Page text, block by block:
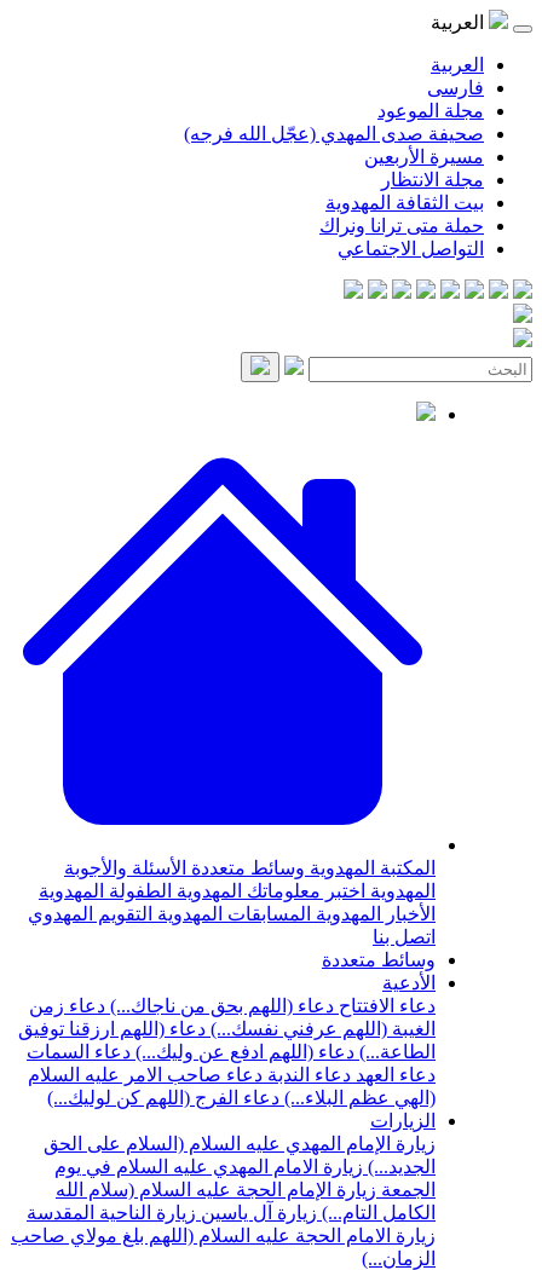
العربية
العربية
فارسی
مجلة الموعود
صحيفة صدى المهدي (عجّل الله فرجه)
مسيرة الأربعين
مجلة الانتظار
بيت الثقافة المهدوية
حملة متى ترانا ونراك
التواصل الاجتماعي
المكتبة المهدوية وسائط متعددة الأسئلة والأجوبة
المهدوية اختبر معلوماتك المهدوية الطفولة المهدوية
الأخبار المهدوية المسابقات المهدوية التقويم المهدوي
اتصل بنا
وسائط متعددة
الأدعية
دعاء الافتتاح دعاء (اللهم بحق من ناجاك...) دعاء زمن
الغيبة (اللهم عرفني نفسك...) دعاء (اللهم ارزقنا توفيق
الطاعة...) دعاء (اللهم ادفع عن وليك...) دعاء السمات
دعاء العهد دعاء الندبة دعاء صاحب الامر عليه السلام
(الهي عظم البلاء...) دعاء الفرج (اللهم كن لوليك...)
الزيارات
زيارة الإمام المهدي عليه السلام (السلام على الحق
الجديد...) زيارة الامام المهدي عليه السلام في يوم
الجمعة زيارة الإمام الحجة عليه السلام (سلام الله
الكامل التام...) زيارة آل ياسين زيارة الناحية المقدسة
زيارة الامام الحجة عليه السلام (اللهم بلغ مولاي صاحب
الزمان...)